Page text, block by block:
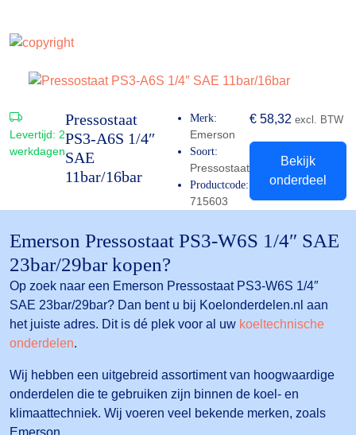
Levertijd: 2
werkdagen
Pressostaat
PS3-A6S 1/4″
SAE
11bar/16bar
Merk:
Emerson
Soort:
Pressostaat
Productcode:
715603
€ 58,32 excl. BTW
Bekijk
onderdeel
Emerson Pressostaat PS3-W6S 1/4″ SAE
23bar/29bar kopen?
Op zoek naar een Emerson Pressostaat PS3-W6S 1/4″
SAE 23bar/29bar? Dan bent u bij Koelonderdelen.nl aan
het juiste adres. Dit is dé plek voor al uw koeltechnische
onderdelen.
Wij hebben een uitgebreid assortiment van hoogwaardige
onderdelen die te gebruiken zijn binnen de koel- en
klimaattechniek. Wij voeren veel bekende merken, zoals